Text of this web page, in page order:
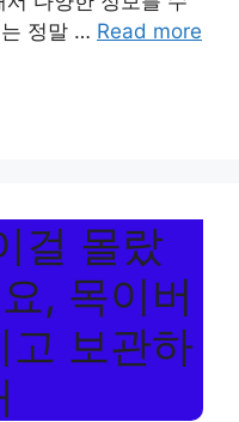
정말 … Read more
걸 몰랐
, 목이버
고 보관하